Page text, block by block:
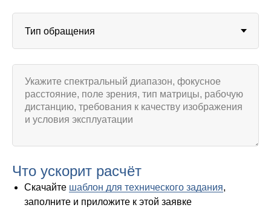
Что ускорит расчёт
Скачайте шаблон для технического задания,
заполните и приложите к этой заявке